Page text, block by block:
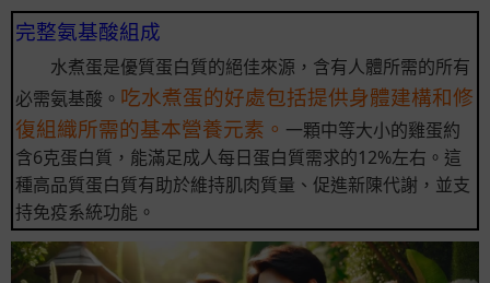
完整氨基酸組成
水煮蛋是優質蛋白質的絕佳來源，含有人體所需的所有
必需氨基酸。 吃水煮蛋的好處包括提供身體建構和修
復組織所需的基本營養元素。 一顆中等大小的雞蛋約
含6克蛋白質，能滿足成人每日蛋白質需求的12%左右。這
種高品質蛋白質有助於維持肌肉質量、促進新陳代謝，並支
持免疫系統功能。